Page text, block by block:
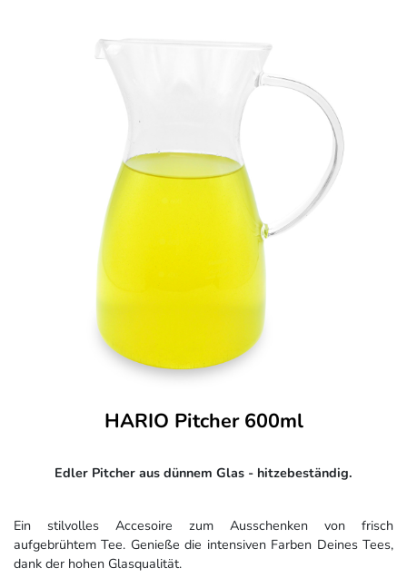
HARIO Pitcher 600ml
Edler Pitcher aus dünnem Glas - hitzebeständig.
Ein stilvolles Accesoire zum Ausschenken von frisch
aufgebrühtem Tee. Genieße die intensiven Farben Deines Tees,
dank der hohen Glasqualität.